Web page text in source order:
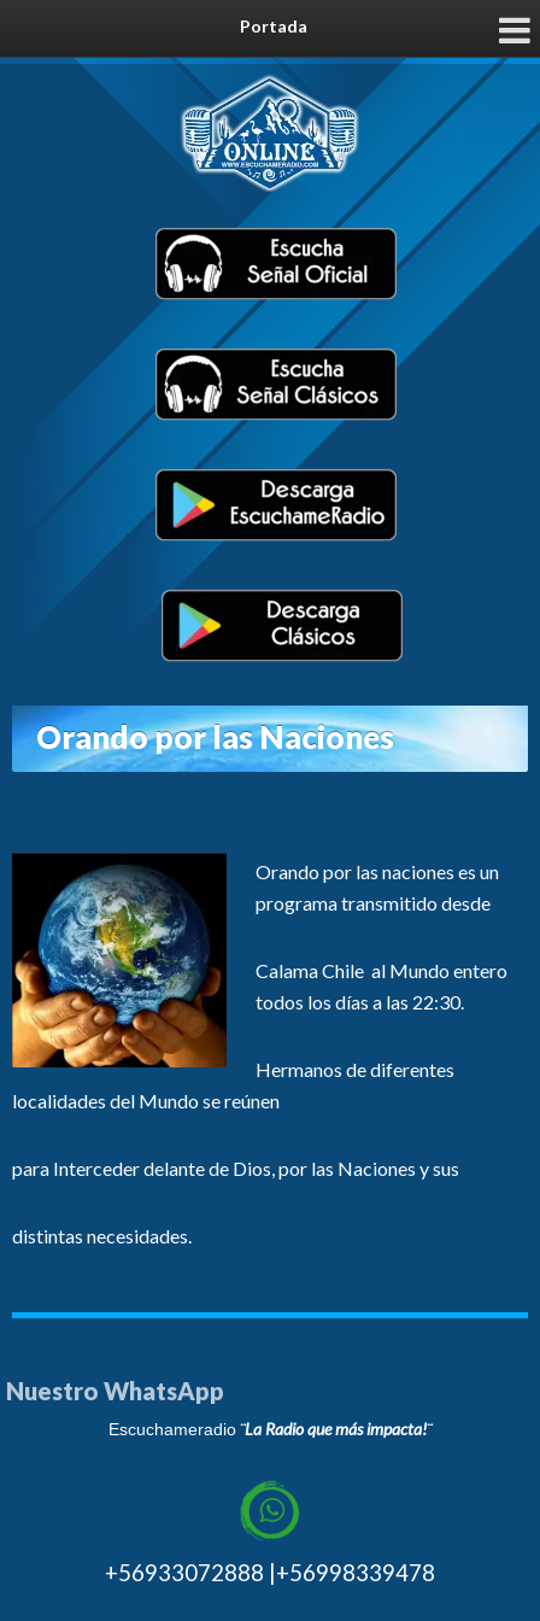
Portada
Orando por las Naciones
Orando por las naciones es un
programa transmitido desde
Calama Chile al Mundo entero
todos los días a las 22:30.
Hermanos de diferentes
localidades del Mundo se reúnen
para Interceder delante de Dios, por las Naciones y sus
distintas necesidades.
Nuestro WhatsApp
Escuchameradio¨La Radio que más impacta!¨
+56933072888 |+56998339478